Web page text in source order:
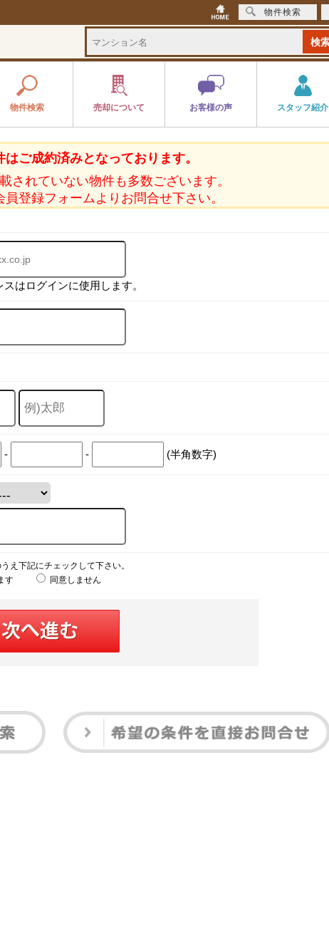
物件検索 売却について お客様の声 スタッフ紹介
はご成約済みとなっております。
されていない物件も多数ございます。
登録フォームよりお問合せ下さい。
はログインに使用します。
- - (半角数字)
え下記にチェックして下さい。
す
同意しません
物件検索